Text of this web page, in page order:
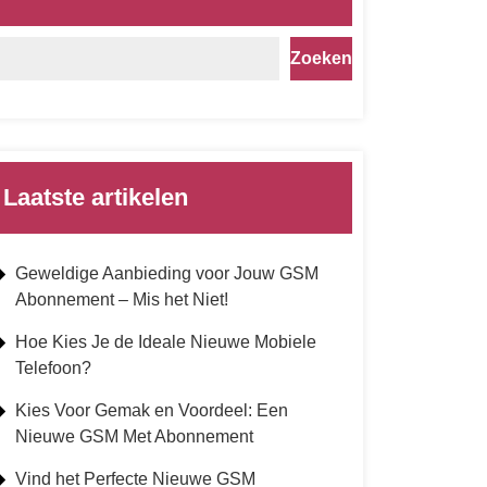
Zoeken
Laatste artikelen
Geweldige Aanbieding voor Jouw GSM
Abonnement – Mis het Niet!
Hoe Kies Je de Ideale Nieuwe Mobiele
Telefoon?
Kies Voor Gemak en Voordeel: Een
Nieuwe GSM Met Abonnement
Vind het Perfecte Nieuwe GSM